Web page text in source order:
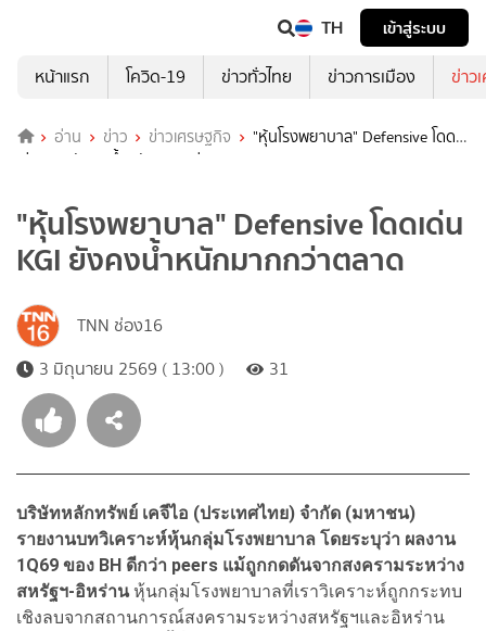
TH
เข้าสู่ระบบ
หน้าแรก
โควิด-19 ข่าวทั่วไทย ข่าวการเมือง ข่าว
อ่าน ข่าว ข่าวเศรษฐกิจ
"หุ้นโรงพยาบาล" Defensive โดด
เด่น KGI ยังคงน้ำหนักมากกว่าตลาด
"หุ้นโรงพยาบาล" Defensive โดดเด่น
KGI ยังคงน้ำหนักมากกว่าตลาด
TNN ช่อง16
3 มิถุนายน 2569 ( 13:00 )
31
บริษัทหลักทรัพย์ เคจีไอ (ประเทศไทย) จำกัด (มหาชน)
รายงานบทวิเคราะห์หุ้นกลุ่มโรงพยาบาล โดยระบุว่า ผลงาน
1Q69 ของ BH ดีกว่า peers แม้ถูกกดดันจากสงครามระหว่าง
สหรัฐฯ-อิหร่านหุ้นกลุ่มโรงพยาบาลที่เราวิเคราะห์ถูกกระทบ
เชิงลบจากสถานการณ์สงครามระหว่างสหรัฐฯและอิหร่าน